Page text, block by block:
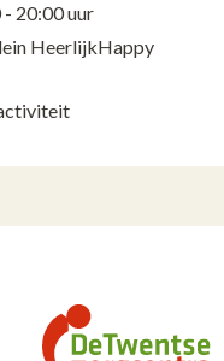
- 20:00 uur
HeerlijkHappy